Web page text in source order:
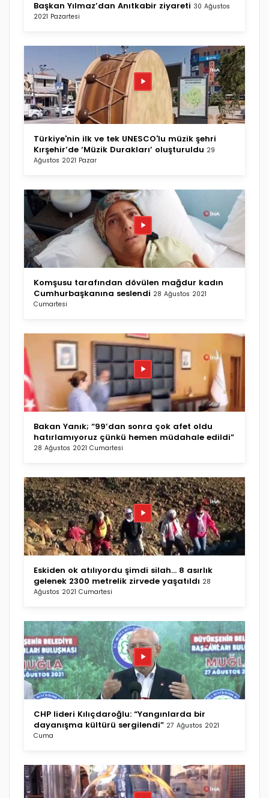
Başkan Yılmaz’dan Anıtkabir ziyareti 30 Ağustos
2021 Pazartesi
Türkiye'nin ilk ve tek UNESCO'lu müzik şehri
Kırşehir’de ‘Müzik Durakları’ oluşturuldu 29
Ağustos 2021 Pazar
Komşusu tarafından dövülen mağdur kadın
Cumhurbaşkanına seslendi 28 Ağustos 2021
Cumartesi
Bakan Yanık; “99’dan sonra çok afet oldu
hatırlamıyoruz çünkü hemen müdahale edildi”
28 Ağustos 2021 Cumartesi
Eskiden ok atılıyordu şimdi silah... 8 asırlık
gelenek 2300 metrelik zirvede yaşatıldı 28
Ağustos 2021 Cumartesi
CHP lideri Kılıçdaroğlu: “Yangınlarda bir
dayanışma kültürü sergilendi” 27 Ağustos 2021
Cuma